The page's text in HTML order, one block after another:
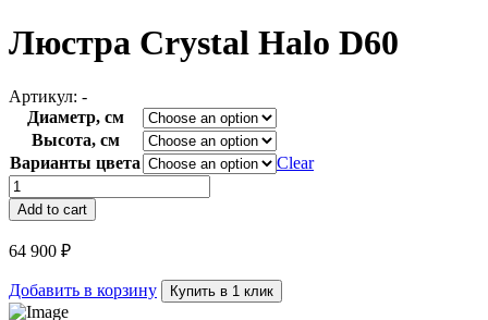
Люстра Crystal Halo D60
Артикул: -
Диаметр, см
Высота, см
Варианты цвета
Clear
Люстра
Crystal
Halo
D60
quantity
Add to cart
64 900 ₽
Добавить в корзину Купить в 1 клик